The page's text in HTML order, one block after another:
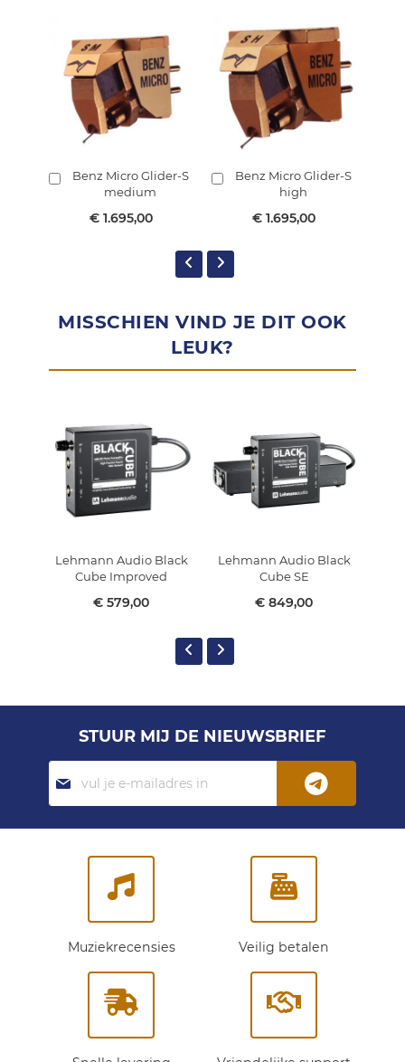
Benz Micro Glider-S
medium
€ 1.695,00
In
winkelmandje
Benz Micro Glider-S
high
€ 1.695,00
In
winkelmandje
MISSCHIEN VIND JE DIT OOK
LEUK?
Lehmann Audio Black
Cube Improved
€ 579,00
Lehmann Audio Black
Cube SE
€ 849,00
STUUR MIJ DE NIEUWSBRIEF
Abonneer
je
op
Muziekrecensies Veilig betalen